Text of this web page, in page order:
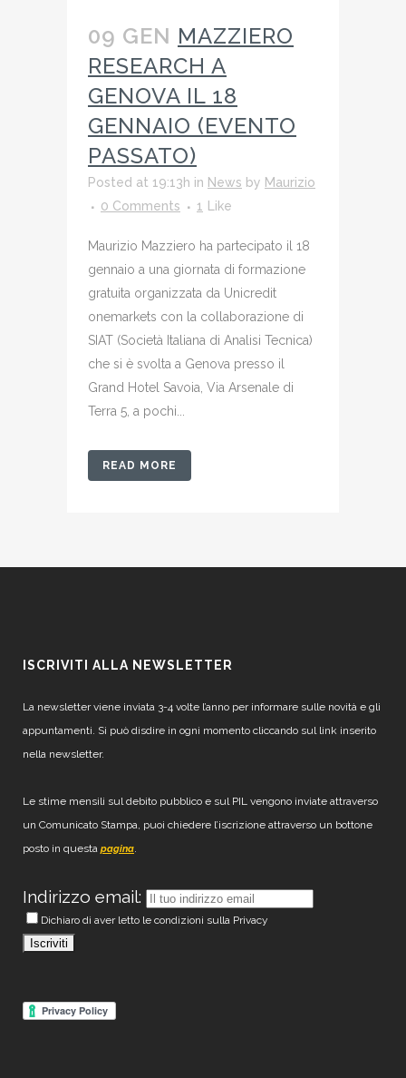
09 GEN MAZZIERO
RESEARCH A
GENOVA IL 18
GENNAIO (EVENTO
PASSATO)
Posted at 19:13h in News by Maurizio
0 Comments
1 Like
Maurizio Mazziero ha partecipato il 18
gennaio a una giornata di formazione
gratuita organizzata da Unicredit
onemarkets con la collaborazione di
SIAT (Società Italiana di Analisi Tecnica)
che si è svolta a Genova presso il
Grand Hotel Savoia, Via Arsenale di
Terra 5, a pochi...
READ MORE
ISCRIVITI ALLA NEWSLETTER
La newsletter viene inviata 3-4 volte l’anno per informare sulle novità e gli
appuntamenti. Si può disdire in ogni momento cliccando sul link inserito
nella newsletter.
Le stime mensili sul debito pubblico e sul PIL vengono inviate attraverso
un Comunicato Stampa, puoi chiedere l’iscrizione attraverso un bottone
posto in questa pagina.
Indirizzo email:
Dichiaro di aver letto le condizioni sulla Privacy